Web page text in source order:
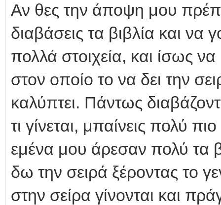
Αν θες την άποψη μου
διαβάσεις τα βιβλία και να
πολλά στοιχεία, και ίσως
στον οποίο το να δει την
καλύπτει. Πάντως
τι γίνεται, μπαίνεις πολύ
εμένα μου άρεσαν πολύ τα
δω την σειρά ξέροντας το
στην σείρα γίνονται και